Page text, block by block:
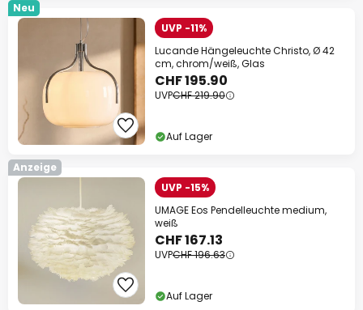
Neu
UVP -11%
Lucande Hängeleuchte Christo, Ø 42
cm, chrom/weiß, Glas
CHF 195.90
UVPCHF 219.90
Auf Lager
Anzeige
UVP -15%
UMAGE Eos Pendelleuchte medium,
weiß
CHF 167.13
UVPCHF 196.63
Auf Lager